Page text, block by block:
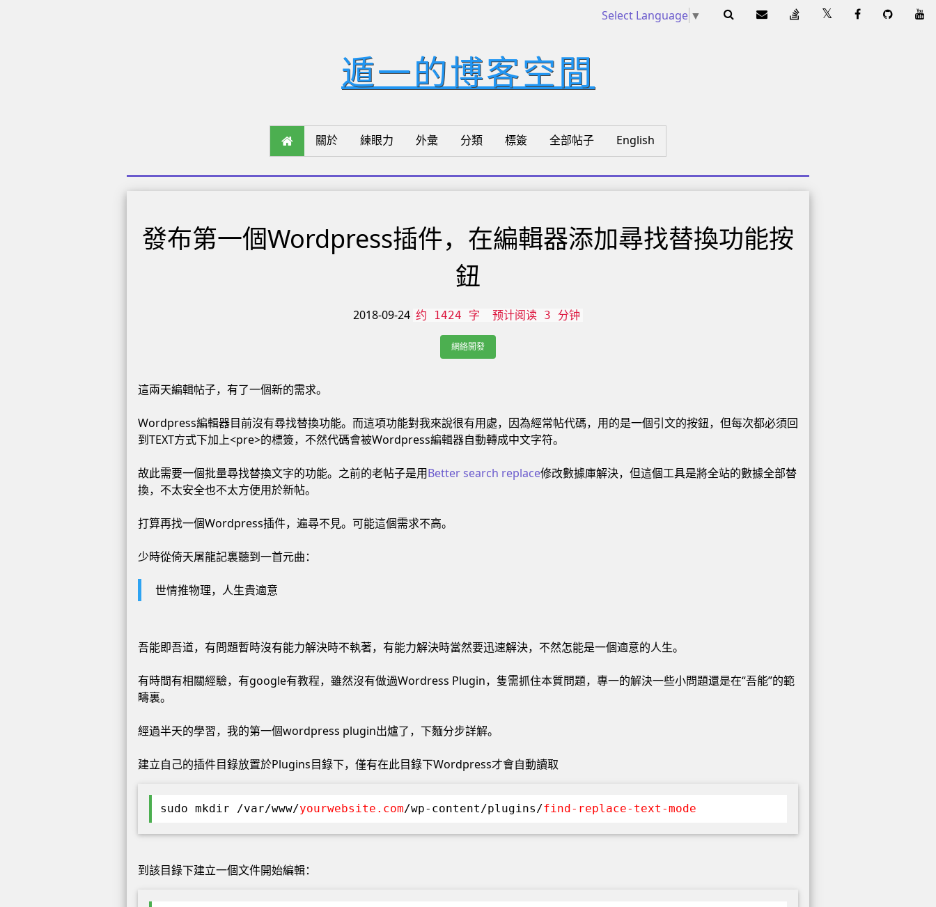
Select Language ▼
遁一的博客空間
關於 練眼力 外彙 分類 標簽 全部帖子 English
發布第一個Wordpress插件，在編輯器添加尋找替換功能按
鈕
2018-09-24 约 1424 字 预计阅读 3 分钟
網絡開發
這兩天編輯帖子，有了一個新的需求。
Wordpress編輯器目前沒有尋找替換功能。而這項功能對我來說很有用處，因為經常帖代碼，用的是一個引文的按鈕，但每次都必須回
到TEXT方式下加上<pre>的標簽，不然代碼會被Wordpress編輯器自動轉成中文字符。
故此需要一個批量尋找替換文字的功能。之前的老帖子是用Better search replace修改數據庫解決，但這個工具是將全站的數據全部替
換，不太安全也不太方便用於新帖。
打算再找一個Wordpress插件，遍尋不見。可能這個需求不高。
少時從倚天屠龍記裏聽到一首元曲：
世情推物理，人生貴適意
吾能即吾道，有問題暫時沒有能力解決時不執著，有能力解決時當然要迅速解決，不然怎能是一個適意的人生。
有時間有相關經驗，有google有教程，雖然沒有做過Wordress Plugin，隻需抓住本質問題，專一的解決一些小問題還是在“吾能”的範
疇裏。
經過半天的學習，我的第一個wordpress plugin出爐了，下麵分步詳解。
建立自己的插件目錄放置於Plugins目錄下，僅有在此目錄下Wordpress才會自動讀取
sudo mkdir /var/www/yourwebsite.com/wp-content/plugins/find-replace-text-mode
到該目錄下建立一個文件開始編輯：